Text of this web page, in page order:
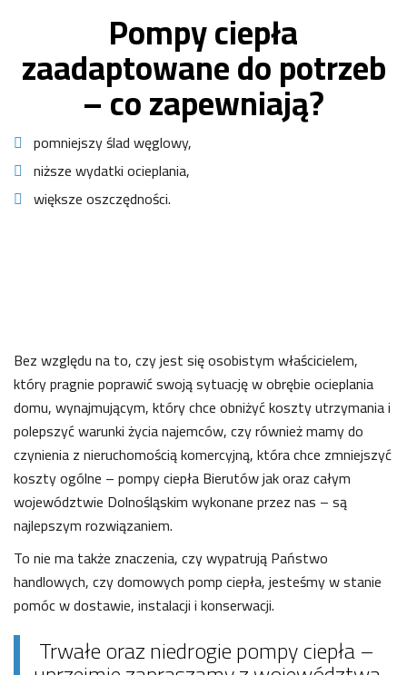
Pompy ciepła
zaadaptowane do potrzeb
– co zapewniają?
pomniejszy ślad węglowy,
niższe wydatki ocieplania,
większe oszczędności.
Bez względu na to, czy jest się osobistym właścicielem,
który pragnie poprawić swoją sytuację w obrębie ocieplania
domu, wynajmującym, który chce obniżyć koszty utrzymania i
polepszyć warunki życia najemców, czy również mamy do
czynienia z nieruchomością komercyjną, która chce zmniejszyć
koszty ogólne – pompy ciepła Bierutów jak oraz całym
województwie Dolnośląskim wykonane przez nas – są
najlepszym rozwiązaniem.
To nie ma także znaczenia, czy wypatrują Państwo
handlowych, czy domowych pomp ciepła, jesteśmy w stanie
pomóc w dostawie, instalacji i konserwacji.
Trwałe oraz niedrogie pompy ciepła –